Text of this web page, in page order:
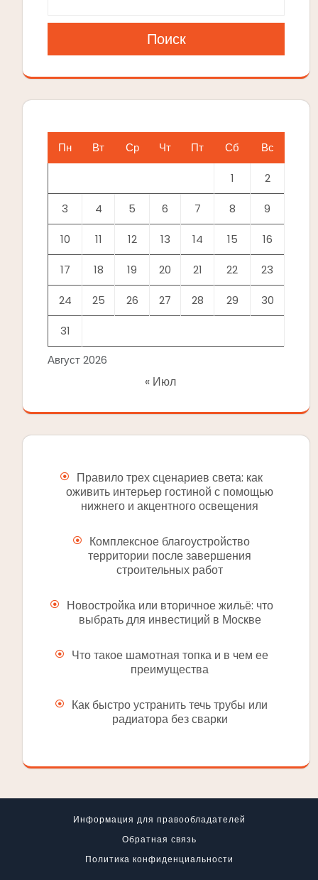
Поиск
Август 2026
Пн Вт Ср Чт Пт Сб Вс
1 2
3 4 5 6 7 8 9
10 11 12 13 14 15 16
17 18 19 20 21 22 23
24 25 26 27 28 29 30
31
« Июл
Правило трех сценариев света: как
оживить интерьер гостиной с помощью
нижнего и акцентного освещения
Комплексное благоустройство
территории после завершения
строительных работ
Новостройка или вторичное жильё: что
выбрать для инвестиций в Москве
Что такое шамотная топка и в чем ее
преимущества
Как быстро устранить течь трубы или
радиатора без сварки
Информация для правообладателей
Обратная связь
Политика конфиденциальности